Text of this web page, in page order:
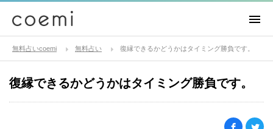
無料占いcoemi 無料占い 復縁できるかどうかはタイミング勝負です。
復縁できるかどうかはタイミング勝負です。